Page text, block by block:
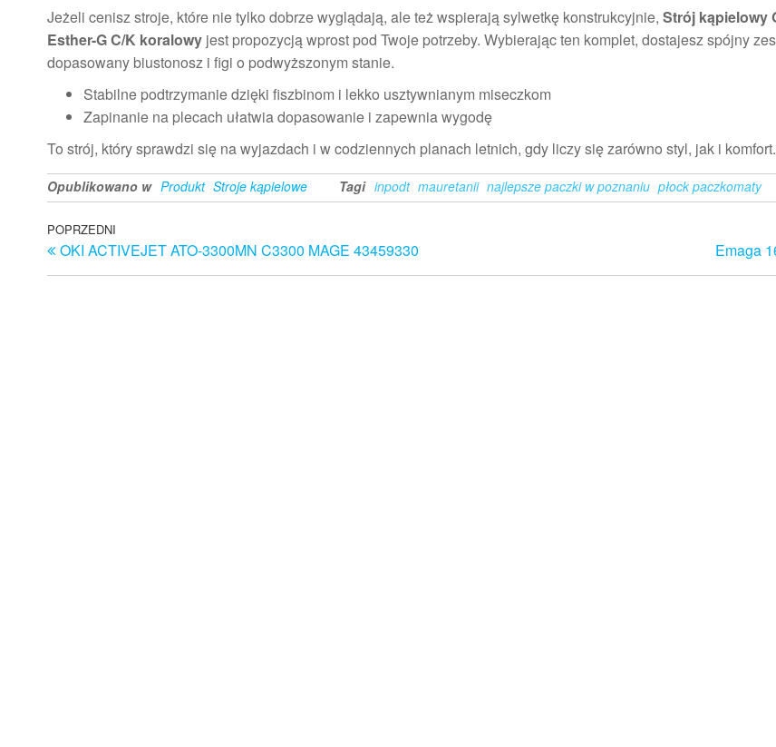
Jeżeli cenisz stroje, które nie tylko dobrze wyglądają, ale też wspierają sylwetkę konstrukcyjnie, Strój kąpielowy
Esther-G C/K koralowy jest propozycją wprost pod Twoje potrzeby. Wybierając ten komplet, dostajesz spójny
dopasowany biustonosz i figi o podwyższonym stanie.
Stabilne podtrzymanie dzięki fiszbinom i lekko usztywnianym miseczkom
Zapinanie na plecach ułatwia dopasowanie i zapewnia wygodę
To strój, który sprawdzi się na wyjazdach i w codziennych planach letnich, gdy liczy się zarówno styl, jak i komfort.
Opublikowano w Produkt Stroje kąpielowe Tagi inpodt mauretanii najlepsze paczki w poznaniu płock paczkomaty
Nawigacja
wpisu
Poprzedni
wpis
POPRZEDNI
OKI ACTIVEJET ATO-3300MN C3300 MAGE 43459330 Emaga